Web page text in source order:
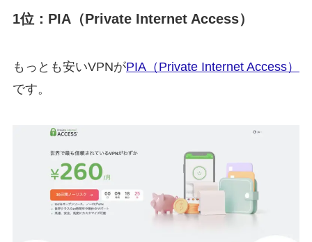
1位：PIA（Private Internet Access）
もっとも安いVPNがPIA（Private Internet Access）
です。